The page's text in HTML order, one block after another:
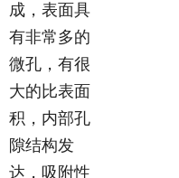
成，表面具
有非常多的
微孔，有很
大的比表面
积，内部孔
隙结构发
达，吸附性